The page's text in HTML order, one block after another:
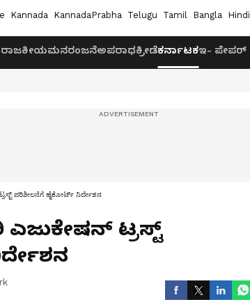
Kannada KannadaPrabha Telugu Tamil Bangla Hindi
ರಾಜಕೀಯಮನರಂಜನೆಅಪರಾಧಕ್ರೀಡೆಕರ್ನಾಟಕಇ- ಪೇಪರ್
ಪರಿಶೀಲನೆಗೆ ಹೈಕೋರ್ಟ್ ನಿರ್ದೇಶನ
ಎಜುಕೇಷನ್ ಟ್ರಸ್ಟ್